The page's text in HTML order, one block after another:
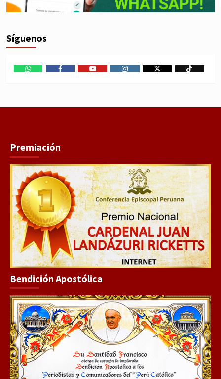
Síguenos
Premiación
Bendición Apostólica